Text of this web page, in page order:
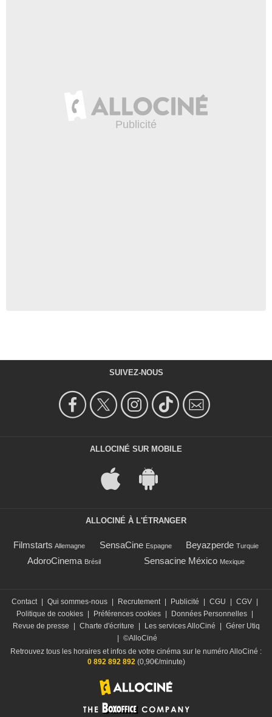
SUIVEZ-NOUS
ALLOCINÉ SUR MOBILE
ALLOCINÉ À L'ÉTRANGER
Filmstarts Allemagne SensaCine Espagne Beyazperde Turquie
AdoroCinema Brésil Sensacine México Mexique
Contact Qui sommes-nous Recrutement Publicité CGU CGV
Politique de cookies
Préférences cookies Données Personnelles
Revue de presse
Charte d'écriture Les services AlloCiné
Gérer Utiq
©AlloCiné
Retrouvez tous les horaires et infos de votre cinéma sur le numéro AlloCiné :
0 892 892 892(0,90€/minute)